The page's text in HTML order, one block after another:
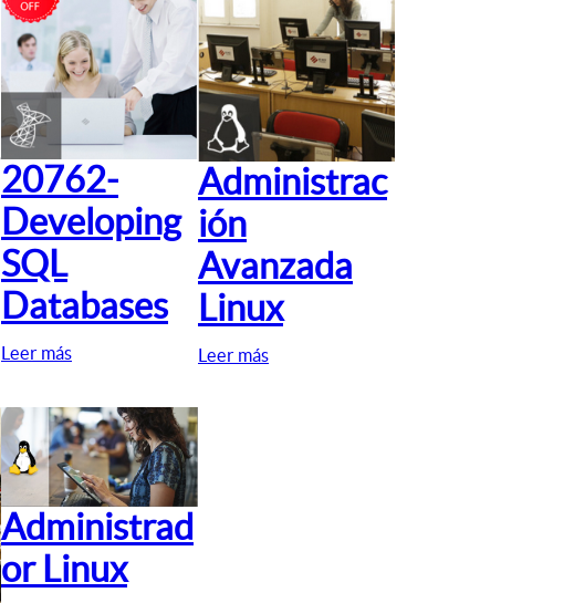
20762-
Developing
SQL
Databases
Leer más
Administrac
ión
Avanzada
Linux
Leer más
Administrad
or Linux